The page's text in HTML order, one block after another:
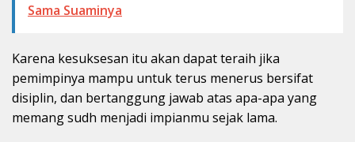
Sama Suaminya
Karena kesuksesan itu akan dapat teraih jika
pemimpinya mampu untuk terus menerus bersifat
disiplin, dan bertanggung jawab atas apa-apa yang
memang sudh menjadi impianmu sejak lama.